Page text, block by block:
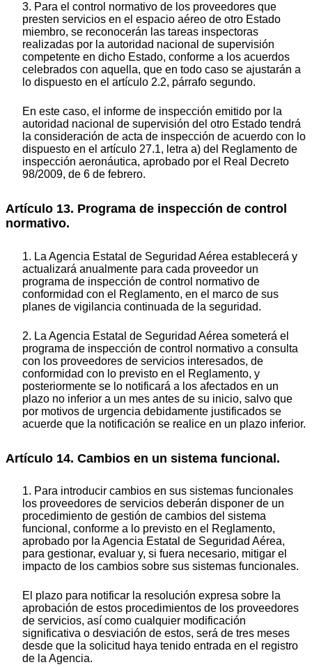
3. Para el control normativo de los proveedores que
presten servicios en el espacio aéreo de otro Estado
miembro, se reconocerán las tareas inspectoras
realizadas por la autoridad nacional de supervisión
competente en dicho Estado, conforme a los acuerdos
celebrados con aquella, que en todo caso se ajustarán a
lo dispuesto en el artículo 2.2, párrafo segundo.
En este caso, el informe de inspección emitido por la
autoridad nacional de supervisión del otro Estado tendrá
la consideración de acta de inspección de acuerdo con lo
dispuesto en el artículo 27.1, letra a) del Reglamento de
inspección aeronáutica, aprobado por el Real Decreto
98/2009, de 6 de febrero.
Artículo 13. Programa de inspección de control
normativo.
1. La Agencia Estatal de Seguridad Aérea establecerá y
actualizará anualmente para cada proveedor un
programa de inspección de control normativo de
conformidad con el Reglamento, en el marco de sus
planes de vigilancia continuada de la seguridad.
2. La Agencia Estatal de Seguridad Aérea someterá el
programa de inspección de control normativo a consulta
con los proveedores de servicios interesados, de
conformidad con lo previsto en el Reglamento, y
posteriormente se lo notificará a los afectados en un
plazo no inferior a un mes antes de su inicio, salvo que
por motivos de urgencia debidamente justificados se
acuerde que la notificación se realice en un plazo inferior.
Artículo 14. Cambios en un sistema funcional.
1. Para introducir cambios en sus sistemas funcionales
los proveedores de servicios deberán disponer de un
procedimiento de gestión de cambios del sistema
funcional, conforme a lo previsto en el Reglamento,
aprobado por la Agencia Estatal de Seguridad Aérea,
para gestionar, evaluar y, si fuera necesario, mitigar el
impacto de los cambios sobre sus sistemas funcionales.
El plazo para notificar la resolución expresa sobre la
aprobación de estos procedimientos de los proveedores
de servicios, así como cualquier modificación
significativa o desviación de estos, será de tres meses
desde que la solicitud haya tenido entrada en el registro
de la Agencia.